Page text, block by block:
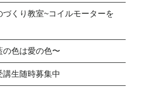
くり教室~コイルモーターを
の色は愛の色〜
生随時募集中